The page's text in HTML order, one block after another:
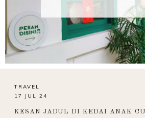
TRAVEL
17 JUL 24
KESAN JADUL DI KEDAI ANAK